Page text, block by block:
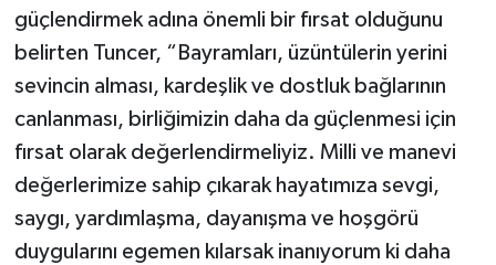
güçlendirmek adına önemli bir fırsat olduğunu
belirten Tuncer, “Bayramları, üzüntülerin yerini
sevincin alması, kardeşlik ve dostluk bağlarının
canlanması, birliğimizin daha da güçlenmesi için
fırsat olarak değerlendirmeliyiz. Milli ve manevi
değerlerimize sahip çıkarak hayatımıza sevgi,
saygı, yardımlaşma, dayanışma ve hoşgörü
duygularını egemen kılarsak inanıyorum ki daha